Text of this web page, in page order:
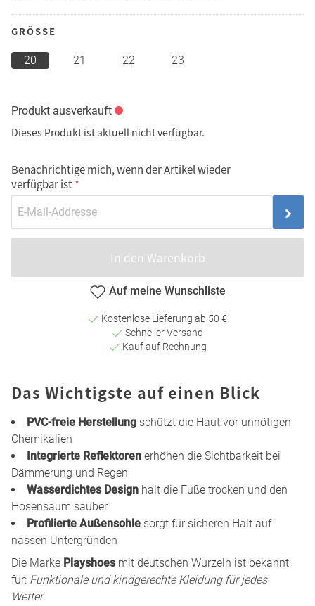
GRÖSSE
20 21 22 23
Produkt ausverkauft
Dieses Produkt ist aktuell nicht verfügbar.
Benachrichtige mich, wenn der Artikel wieder
verfügbar ist
In den Warenkorb
Auf meine Wunschliste
Kostenlose Lieferung ab 50 €
Schneller Versand
Kauf auf Rechnung
Das Wichtigste auf einen Blick
PVC-freie Herstellung schützt die Haut vor unnötigen
Chemikalien
Integrierte Reflektoren erhöhen die Sichtbarkeit bei
Dämmerung und Regen
Wasserdichtes Design hält die Füße trocken und den
Hosensaum sauber
Profilierte Außensohle sorgt für sicheren Halt auf
nassen Untergründen
Die Marke Playshoesmit deutschen Wurzeln ist bekannt
für: Funktionale und kindgerechte Kleidung für jedes
Wetter.